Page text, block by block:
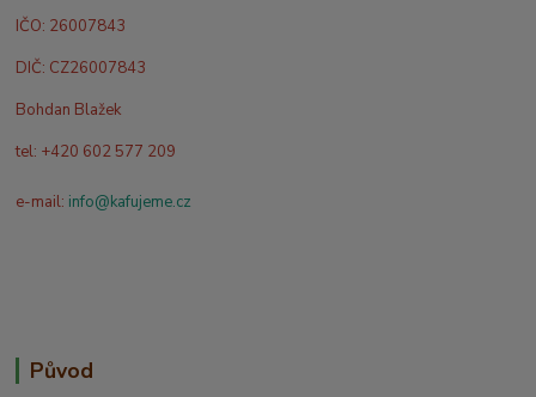
IČO: 26007843
DIČ: CZ26007843
Bohdan Blažek
tel: +420 602 577 209
e-mail: info@kafujeme.cz
Původ